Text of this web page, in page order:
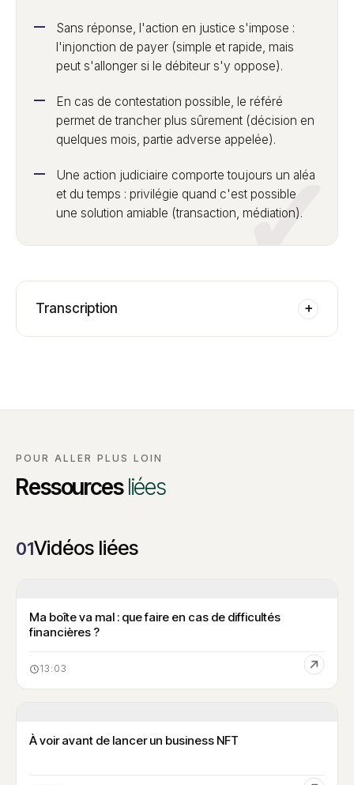
Sans réponse, l'action en justice s'impose :
l'injonction de payer (simple et rapide, mais
peut s'allonger si le débiteur s'y oppose).
En cas de contestation possible, le référé
permet de trancher plus sûrement (décision en
quelques mois, partie adverse appelée).
Une action judiciaire comporte toujours un aléa
et du temps : privilégie quand c'est possible
une solution amiable (transaction, médiation).
Transcription +
POUR ALLER PLUS LOIN
Ressourcesliées
01Vidéos liées
Ma boîte va mal : que faire en cas de difficultés
financières ?
13:03
À voir avant de lancer un business NFT